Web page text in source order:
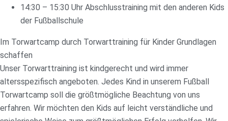
14:30 – 15:30 Uhr Abschlusstraining mit den anderen Kids
der Fußballschule
Im Torwartcamp durch Torwarttraining für Kinder Grundlagen
schaffen
Unser Torwarttraining ist kindgerecht und wird immer
altersspezifisch angeboten. Jedes Kind in unserem Fußball
Torwartcamp soll die größtmögliche Beachtung von uns
erfahren. Wir möchten den Kids auf leicht verständliche und